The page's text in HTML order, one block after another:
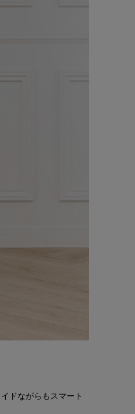
ドながらもスマート